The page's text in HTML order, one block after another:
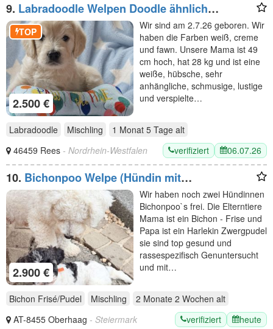
9. Labradoodle Welpen Doodle ähnlich
Goldendoodle F1 Medium - erfahrene liebevolle
Familienaufzucht
2.500 €
TOP
Wir sind am 2.7.26 geboren. Wir
haben die Farben weiß, creme
und fawn. Unsere Mama ist 49
cm hoch, hat 28 kg und ist eine
weiße, hübsche, sehr
anhängliche, schmusige, lustige
und verspielte…
Labradoodle Mischling 1 Monat 5 Tage alt
46459 Rees - Nordrhein-Westfalen verifiziert 06.07.26
10. Bichonpoo Welpe (Hündin mit
Abstammungsnachweis
2.900 €
Wir haben noch zwei Hündinnen
Bichonpoo`s frei. Die Elterntiere
Mama ist ein Bichon - Frise und
Papa ist ein Harlekin Zwergpudel
sie sind top gesund und
rassespezifisch Genuntersucht
und mit…
Bichon Frisé/Pudel Mischling 2 Monate 2 Wochen alt
AT-8455 Oberhaag - Steiermark verifiziert heute